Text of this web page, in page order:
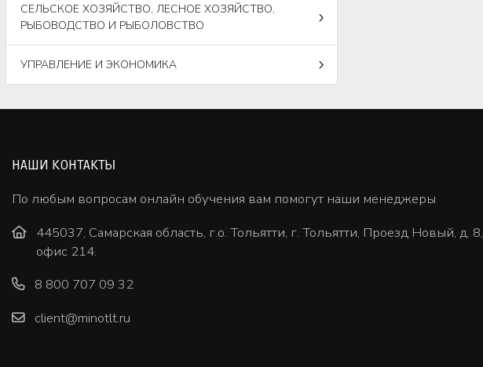
СЕЛЬСКОЕ ХОЗЯЙСТВО, ЛЕСНОЕ ХОЗЯЙСТВО,
РЫБОВОДСТВО И РЫБОЛОВСТВО
УПРАВЛЕНИЕ И ЭКОНОМИКА
НАШИ КОНТАКТЫ
По любым вопросам онлайн обучения вам помогут наши менеджеры
445037, Самарская область, г.о. Тольятти, г. Тольятти, Проезд Новый, д. 8,
офис 214.
8 800 707 09 32
client@minotlt.ru